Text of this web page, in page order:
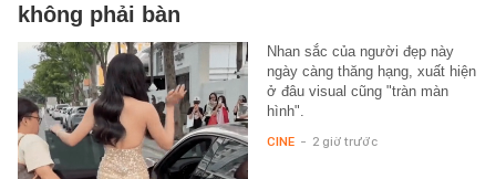
không phải bàn
Nhan sắc của người đẹp này
ngày càng thăng hạng, xuất hiện
ở đâu visual cũng "tràn màn
hình".
CINE - 2 giờ trước